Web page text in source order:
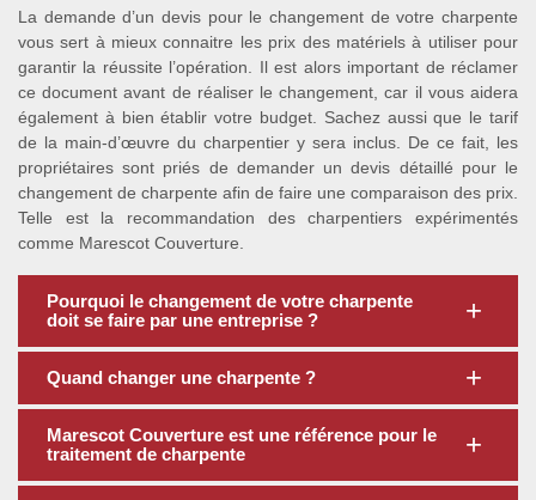
La demande d’un devis pour le changement de votre charpente
vous sert à mieux connaitre les prix des matériels à utiliser pour
garantir la réussite l’opération. Il est alors important de réclamer
ce document avant de réaliser le changement, car il vous aidera
également à bien établir votre budget. Sachez aussi que le tarif
de la main-d’œuvre du charpentier y sera inclus. De ce fait, les
propriétaires sont priés de demander un devis détaillé pour le
changement de charpente afin de faire une comparaison des prix.
Telle est la recommandation des charpentiers expérimentés
comme Marescot Couverture.
Pourquoi le changement de votre charpente
doit se faire par une entreprise ?
Quand changer une charpente ?
Marescot Couverture est une référence pour le
traitement de charpente